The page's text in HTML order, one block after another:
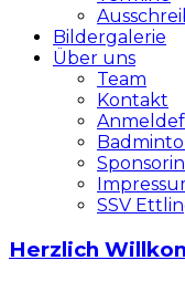
Bildergalerie
Über uns
Team
Kontakt
SSV
Herzlich